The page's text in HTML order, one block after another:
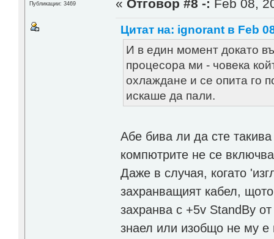
Публикации: 3469 « Отговор #8 -: Feb 08,
Цитат на: ignorant в Feb
И в един момент докато
процесора ми - човека
охлаждане и се опита го
искаше да пали.
Абе бива ли да сте
компютрите не се
Даже в случая, когато
захранващият кабел,
захранва с +5v StandBy
знаел или изобщо не му е